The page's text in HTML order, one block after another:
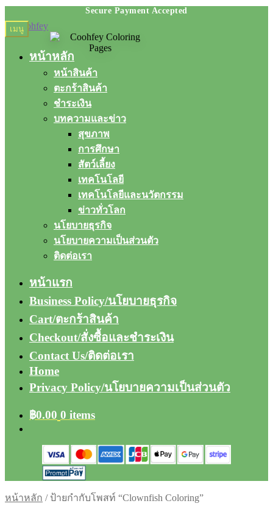
Skip
to
Skip
to
เมนู
หน้าหลัก
หน้าสินค้า
ตะกร้าสินค้า
ชำระเงิน
บทความและข่าว
สุขภาพ
การศึกษา
สัตว์เลี้ยง
เทคโนโลยี
เทคโนโลยีและนวัตกรรม
ข่าวทั่วโลก
นโยบายธุรกิจ
นโยบายความเป็นส่วนตัว
ติดต่อเรา
หน้าแรก
Business Policy/นโยบายธุรกิจ
Cart/ตะกร้าสินค้า
Checkout/สั่งซื้อและชำระเงิน
Contact Us/ติดต่อเรา
Home
Privacy Policy/นโยบายความเป็นส่วนตัว
฿0.00 0 items
หน้าหลัก / ป้ายกำกับโพสท์ “Clownfish Coloring”